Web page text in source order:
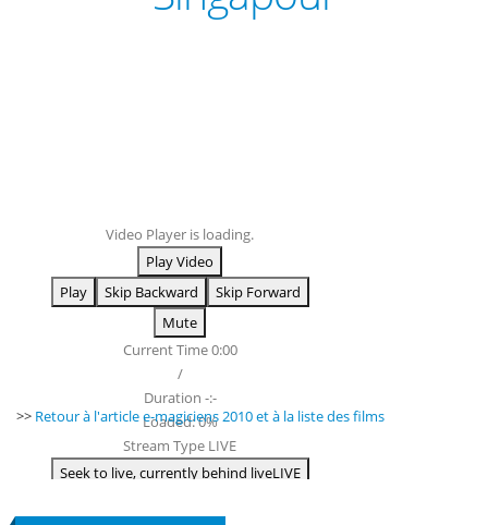
Video Player is loading.
Play Video
Play
Skip Backward
Skip Forward
Mute
Current Time0:00
/
Duration -:-
Loaded:0%
Stream Type LIVE
Seek to live, currently behind liveLIVE
>> Retour à l'article e-magiciens 2010 et à la liste des films